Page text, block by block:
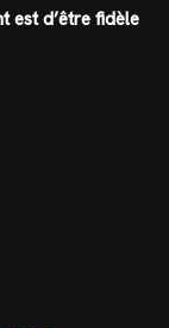
est d’être fidèle